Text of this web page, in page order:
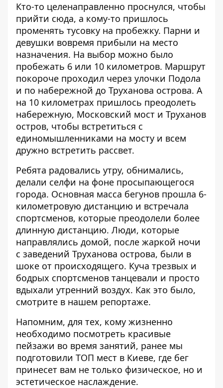
Кто-то целенаправленно проснулся, чтобы
прийти сюда, а кому-то пришлось
променять тусовку на пробежку. Парни и
девушки вовремя прибыли на место
назначения. На выбор можно было
пробежать 6 или 10 километров. Маршрут
покороче проходил через улочки Подола
и по набережной до Труханова острова. А
на 10 километрах пришлось преодолеть
набережную, Московский мост и Труханов
остров, чтобы встретиться с
единомышленниками на мосту и всем
дружно встретить рассвет.
Ребята радовались утру, обнимались,
делали селфи на фоне просыпающегося
города. Основная масса бегунов прошла 6-
километровую дистанцию и встречала
спортсменов, которые преодолели более
длинную дистанцию. Люди, которые
направлялись домой, после жаркой ночи
с заведений Труханова острова, были в
шоке от происходящего. Куча трезвых и
бодрых спортсменов танцевали и просто
вдыхали утренний воздух. Как это было,
смотрите в нашем репортаже.
Напомним, для тех, кому жизненно
необходимо посмотреть красивые
пейзажи во время занятий, ранее мы
подготовили ТОП мест в Киеве, где бег
принесет вам не только физическое, но и
эстетическое наслаждение.